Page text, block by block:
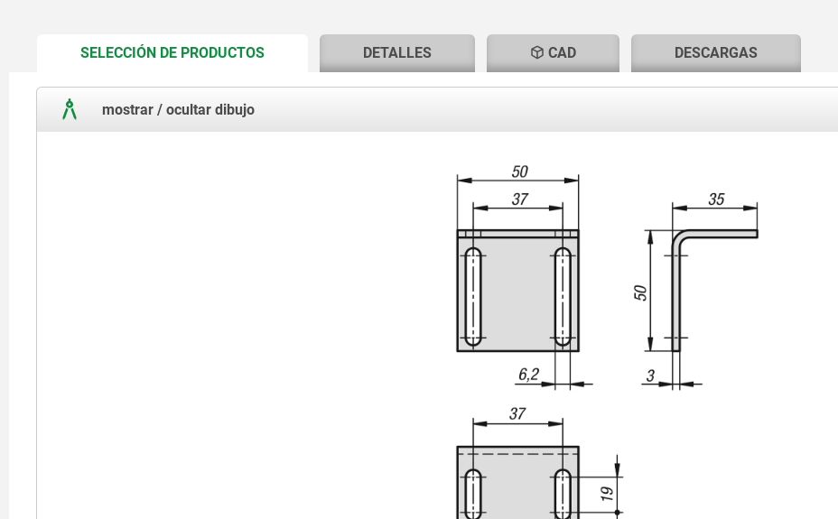
SELECCIÓN DE PRODUCTOSCURRENT
DETALLES CAD DESCARGAS
mostrar / ocultar dibujo